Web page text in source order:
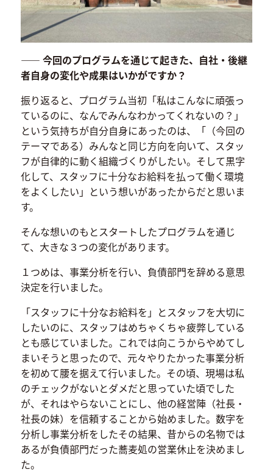
―― 今回のプログラムを通じて起きた、自社・後継
者自身の変化や成果はいかがですか？
振り返ると、プログラム当初「私はこんなに頑張っ
ているのに、なんでみんなわかってくれないの？」
という気持ちが自分自身にあったのは、「（今回の
テーマである）みんなと同じ方向を向いて、スタッ
フが自律的に動く組織づくりがしたい。そして黒字
化して、スタッフに十分なお給料を払って働く環境
をよくしたい」という想いがあったからだと思いま
す。
そんな想いのもとスタートしたプログラムを通じ
て、大きな３つの変化があります。
１つめは、事業分析を行い、負債部門を辞める意思
決定を行いました。
「スタッフに十分なお給料を」とスタッフを大切に
したいのに、スタッフはめちゃくちゃ疲弊している
とも感じていました。これでは向こうからやめてし
まいそうと思ったので、元々やりたかった事業分析
を初めて腰を据えて行いました。その頃、現場は私
のチェックがないとダメだと思っていた頃でした
が、それはやらないことにし、他の経営陣（社長・
社長の妹）を信頼することから始めました。数字を
分析し事業分析をしたその結果、昔からの名物では
あるが負債部門だった蕎麦処の営業休止を決めまし
た。